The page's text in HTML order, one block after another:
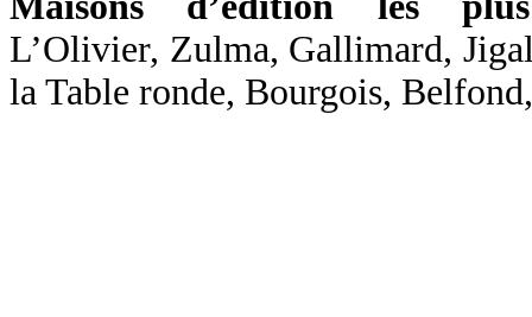
L’Olivier, Zulma, Gallimard,
la Table ronde, Bourgois,